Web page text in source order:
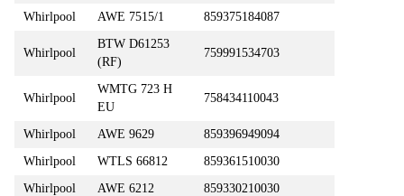
Whirlpool AWE 7515/1 859375184087
Whirlpool
BTW D61253
(RF)
759991534703
Whirlpool
WMTG 723 H
EU
758434110043
Whirlpool AWE 9629
859396949094
Whirlpool
WTLS 66812
859361510030
Whirlpool
AWE 6212 859330210030